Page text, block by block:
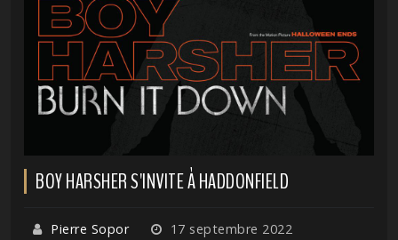
BOY HARSHER S'INVITE À HADDONFIELD
Pierre Sopor 17 septembre 2022